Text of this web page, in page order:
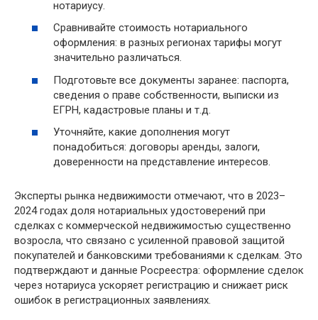
нотариусу.
Сравнивайте стоимость нотариального
оформления: в разных регионах тарифы могут
значительно различаться.
Подготовьте все документы заранее: паспорта,
сведения о праве собственности, выписки из
ЕГРН, кадастровые планы и т.д.
Уточняйте, какие дополнения могут
понадобиться: договоры аренды, залоги,
доверенности на представление интересов.
Эксперты рынка недвижимости отмечают, что в 2023–
2024 годах доля нотариальных удостоверений при
сделках с коммерческой недвижимостью существенно
возросла, что связано с усиленной правовой защитой
покупателей и банковскими требованиями к сделкам. Это
подтверждают и данные Росреестра: оформление сделок
через нотариуса ускоряет регистрацию и снижает риск
ошибок в регистрационных заявлениях.